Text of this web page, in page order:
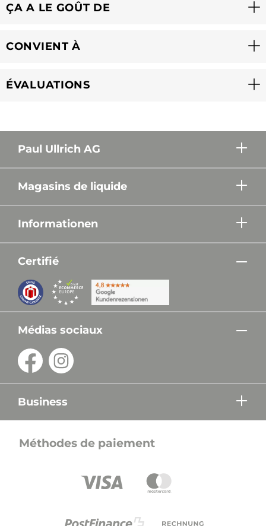
ÇA A LE GOÛT DE
CONVIENT À
ÉVALUATIONS
Paul Ullrich AG
Magasins de liquide
Informationen
Certifié
Médias sociaux
Business
Méthodes de paiement